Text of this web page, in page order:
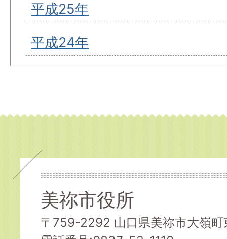
平成25年
平成24年
美祢市役所
〒759-2292 山口県美祢市大嶺